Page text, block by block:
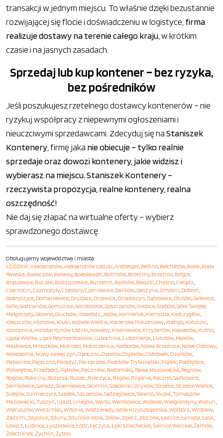
transakcji w jednym miejscu. To właśnie dzięki bezustannie
rozwijającej się flocie i doświadczeniu w logistyce,firma
realizuje dostawy na terenie całego kraju, w krótkim
czasie i na jasnych zasadach.
Sprzedaj lub kup kontener – bez ryzyka,
bez pośredników
Jeśli poszukujesz rzetelnego dostawcy kontenerów – nie
ryzykuj współpracy z niepewnymi ogłoszeniami i
nieuczciwymi sprzedawcami. Zdecyduj się naStaniszek
Kontenery, firmę jaka nie obiecuje – tylko realnie
sprzedaje oraz dowozi kontenery, jakie widzisz i
wybierasz na miejscu. Staniszek Kontenery –
rzeczywista propozycja, realne kontenery, realna
oszczędność!
Nie daj się złapać na wirtualne oferty – wybierz
sprawdzonego dostawcę.
Obsługujemy województwa i miasta:
ŁÓDZKIE:Aleksandrów,Aleksandrów Łódzki,Andrespol, Bedlno, Bełchatów, Biała, Biała
Rawska, Białaczów, Bielawy, Bolesławiec, Bolimów, Brzeziny, Brzeźnio, Brójce,
Brąszewice, Buczek, Budziszewice, Burzenin, Będków, Błaszki,Chąśno,Cielądz,
Czarnocin,Czarnożyły,Czastary,Czerniewice, Dalików, Daszyna, Dmosin, Dobroń,
Dobryszyce, Domaniewice, Drużbice, Drzewica, Działoszyn, Dąbrowice, Dłutów,Galewice,
Gidle,Godzianów,Gomunice,Gorzkowice,Goszczanów,Grabica,Grabów,Góra Świętej
Małgorzaty,Głowno,Głuchów, Inowłódz,Jeżów, Kamieńsk, Kiernozia, Kiełczygłów,
Kleszczów, Klonowa, Kluki, Kobiele Wielkie, Kocierzew Południowy, Kodrąb, Koluszki,
Konopnica, Konstantynów Łódzki, Kowiesy, Krośniewice, Krzyżanów, Ksawerów, Kutno,
Lgota Wielka, Lipce Reymontowskie, Lubochnia, Lutomiersk, Lututów, Maków,
Masłowice, Mniszków, Mokrsko, Moszczenica, Nieborów, Nowa Brzeźnica, Nowe Ostrowy,
Nowosolna, Nowy Kawęczyn,Opoczno,Oporów,Osjaków,Ostrówek,Ozorków,
Pabianice, Pajęczno, Paradyż, Parzęczew, Piotrków Trybunalski, Piątek, Poddębice,
Poświętne, Przedbórz, Pątnów, Pęczniew, Radomsko, Rawa Mazowiecka, Regnów,
Rogów, Rokiciny, Rozprza, Rusiec, Rzeczyca, Rzgów, Rząśnia, Ręczno,Sadkowice,
Siemkowice,Sieradz,Skierniewice,Skomlin,Sokolniki,Stryków,Strzelce,Strzelce Wielkie,
Sulejów,Sulmierzyce,Szadek,Szczerców,Sędziejowice,Sławno,Słupia,Tomaszów
Mazowiecki,Tuszyn, Ujazd, Uniejów,Warta,Wartkowice,Widawa,Wielgomłyny,Wieluń,
Wieruszów,Wierzchlas,Witonia,Wodzierady,Wola Krzysztoporska,Wolbórz,Wróblew,
Zadzim, Zapolice, Zduny, Zduńska Wola, Zelów, Zgierz, Złoczew,Ładzice,Łanięta,Łask,
Łowicz,Łubnice,Łyszkowice,Łódź,Łęczyca,Łęki Szlacheckie,Świnice Warckie,Żarnów,
Żelechlinek,Żychlin,Żytno.